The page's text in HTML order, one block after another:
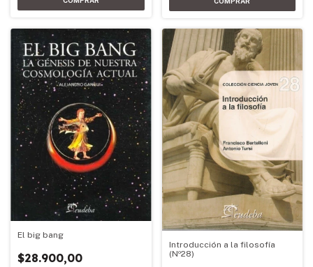
El big bang
$28.900,00
Introducción a la filosofía
(Nº28)